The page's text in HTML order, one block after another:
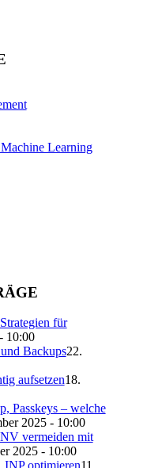
Learning
für
10:00
Backups22.
aufsetzen18.
Passkeys – welche
2025 - 10:00
vermeiden mit
2025 - 10:00